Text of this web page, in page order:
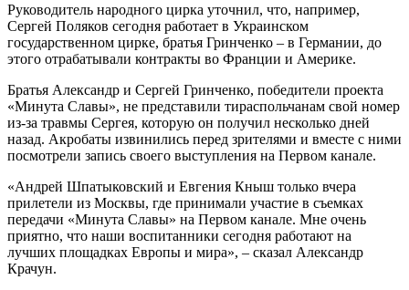
Руководитель народного цирка уточнил, что, например,
Сергей Поляков сегодня работает в Украинском
государственном цирке, братья Гринченко – в Германии, до
этого отрабатывали контракты во Франции и Америке.
Братья Александр и Сергей Гринченко, победители проекта
«Минута Славы», не представили тираспольчанам свой номер
из-за травмы Сергея, которую он получил несколько дней
назад. Акробаты извинились перед зрителями и вместе с ними
посмотрели запись своего выступления на Первом канале.
«Андрей Шпатыковский и Евгения Кныш только вчера
прилетели из Москвы, где принимали участие в съемках
передачи «Минута Славы» на Первом канале. Мне очень
приятно, что наши воспитанники сегодня работают на
лучших площадках Европы и мира», – сказал Александр
Крачун.